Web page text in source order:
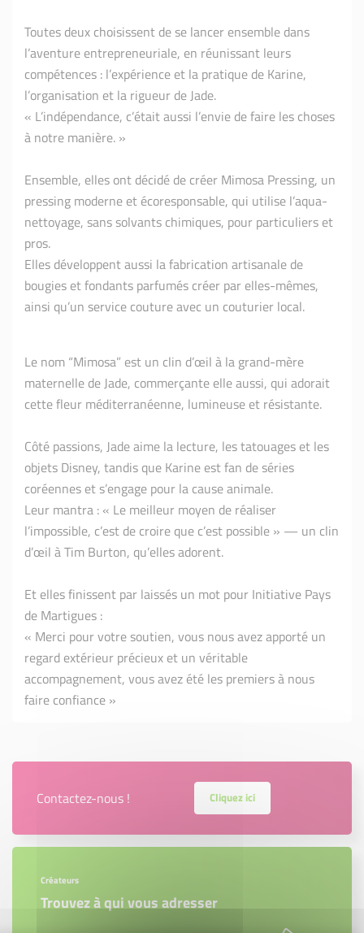
Toutes deux choisissent de se lancer ensemble dans
l’aventure entrepreneuriale, en réunissant leurs
compétences : l’expérience et la pratique de Karine,
l’organisation et la rigueur de Jade.
« L’indépendance, c’était aussi l’envie de faire les choses
à notre manière. »
Ensemble, elles ont décidé de créer Mimosa Pressing, un
pressing moderne et écoresponsable, qui utilise l’aqua-
nettoyage, sans solvants chimiques, pour particuliers et
pros.
Elles développent aussi la fabrication artisanale de
bougies et fondants parfumés créer par elles-mêmes,
ainsi qu’un service couture avec un couturier local.
Le nom “Mimosa” est un clin d’œil à la grand-mère
maternelle de Jade, commerçante elle aussi, qui adorait
cette fleur méditerranéenne, lumineuse et résistante.
Côté passions, Jade aime la lecture, les tatouages et les
objets Disney, tandis que Karine est fan de séries
coréennes et s’engage pour la cause animale.
Leur mantra : « Le meilleur moyen de réaliser
l’impossible, c’est de croire que c’est possible » — un clin
d’œil à Tim Burton, qu’elles adorent.
Et elles finissent par laissés un mot pour Initiative Pays
de Martigues :
« Merci pour votre soutien, vous nous avez apporté un
regard extérieur précieux et un véritable
accompagnement, vous avez été les premiers à nous
faire confiance »
Contactez-nous ! Cliquez ici
Créateurs
Trouvez à qui vous adresser